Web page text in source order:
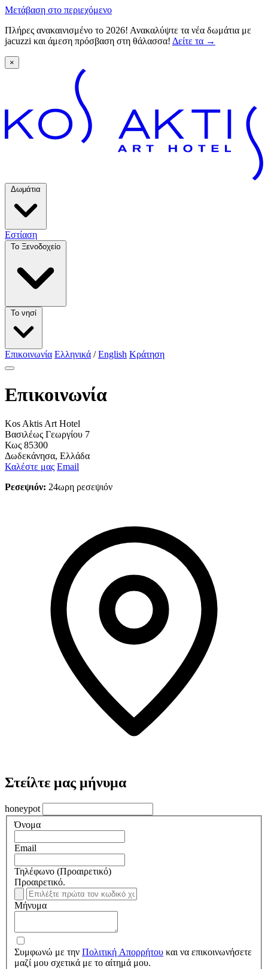
Μετάβαση στο περιεχόμενο
Πλήρες ανακαινισμένο το 2026! Ανακαλύψτε τα νέα δωμάτια με
jacuzzi και άμεση πρόσβαση στη θάλασσα! Δείτε τα →
×
Δωμάτια
Εστίαση
Το Ξενοδοχείο
Το νησί
Επικοινωνία Ελληνικά / English Κράτηση
Επικοινωνία
Kos Aktis Art Hotel
Βασιλέως Γεωργίου 7
Κως 85300
Δωδεκάνησα, Ελλάδα
Καλέστε μας Email
Ρεσεψιόν: 24ωρη ρεσεψιόν
Στείλτε μας μήνυμα
honeypot
Όνομα
Email
Τηλέφωνο (Προαιρετικό)
Προαιρετικό.
Μήνυμα
Συμφωνώ με την Πολιτική Απορρήτου και να επικοινωνήσετε
μαζί μου σχετικά με το αίτημά μου.